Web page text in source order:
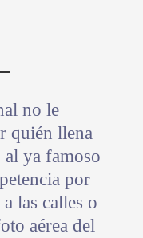
no le
quién llena
al ya famoso
por
las calles o
aérea del